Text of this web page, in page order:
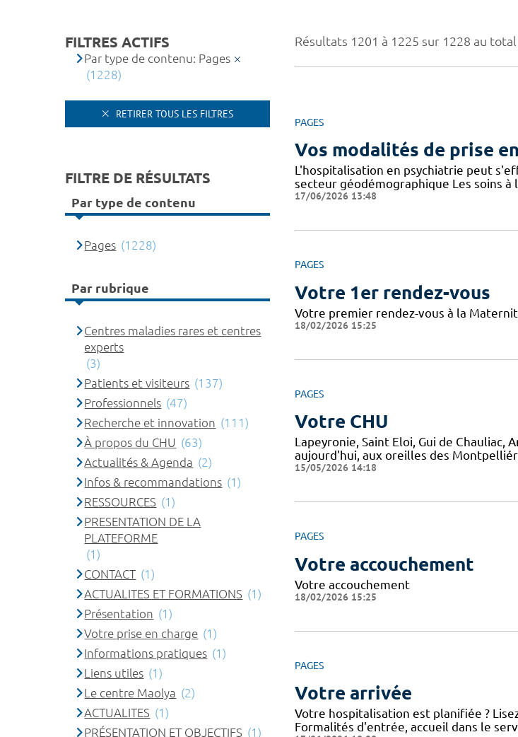
Résultats 1201 à 1225 sur 1228 au total
PAGES
Vos modalités de prise
L'hospitalisation en psychiatrie peut
secteur géodémographique Les soins
17/06/2026 13:48
PAGES
Votre 1er rendez-vous
Votre premier rendez-vous à la
18/02/2026 15:25
PAGES
Votre CHU
Lapeyronie, Saint Eloi, Gui de
aujourd'hui, aux oreilles des
15/05/2026 14:18
PAGES
Votre accouchement
Votre accouchement
18/02/2026 15:25
PAGES
Votre arrivée
Votre hospitalisation est planifiée ?
Formalités d'entrée, accueil dans le
FILTRES ACTIFS
Par type de contenu: Pages
(1228)
RETIRER TOUS LES FILTRES
FILTRE DE RÉSULTATS
Par type de contenu
Pages (1228)
Par rubrique
Centres maladies rares et centres
experts
(3)
Patients et visiteurs (137)
Professionnels (47)
Recherche et innovation (111)
À propos du CHU (63)
Actualités & Agenda (2)
Infos & recommandations (1)
RESSOURCES (1)
PRESENTATION DE LA
PLATEFORME
(1)
CONTACT (1)
ACTUALITES ET FORMATIONS (1)
Présentation (1)
Votre prise en charge (1)
Informations pratiques (1)
Liens utiles (1)
Le centre Maolya (2)
ACTUALITES (1)
PRÉSENTATION ET OBJECTIFS (1)